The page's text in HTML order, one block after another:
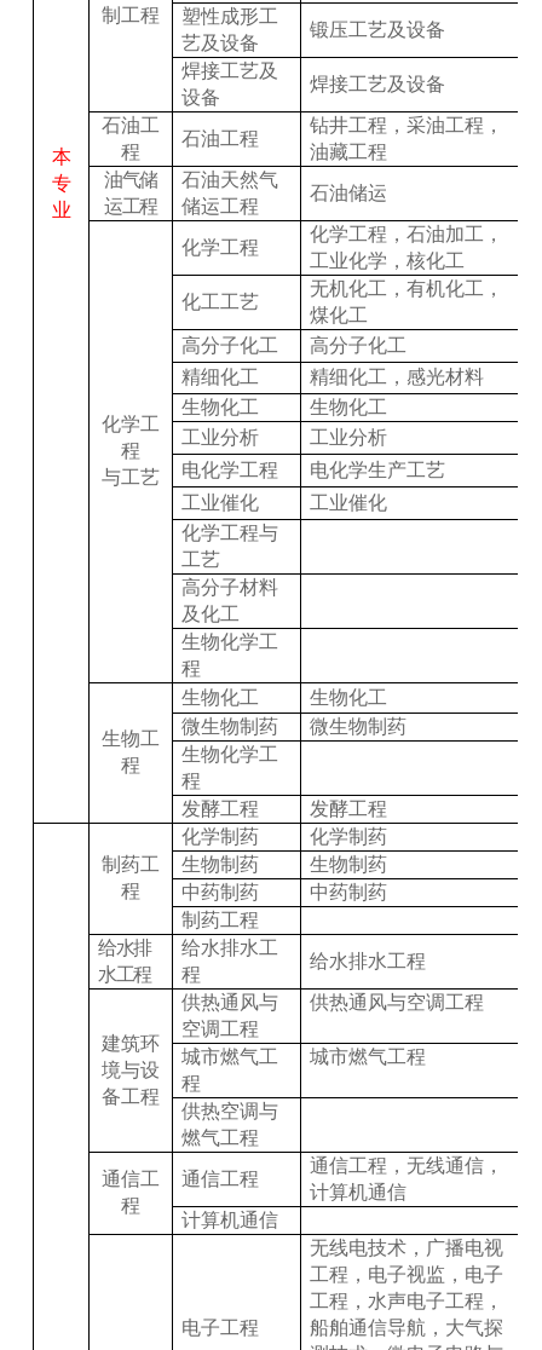
本
专
业
制工程
塑性成形工
艺及设备
锻压工艺及设备
焊接工艺及
设备
焊接工艺及设备
石油工
程
石油工程
钻井工程，采油工程，
油藏工程
油气储
运工程
石油天然气
储运工程
石油储运
化学工
程
与工艺
化学工程
化学工程，石油加工，
工业化学，核化工
化工工艺
无机化工，有机化工，
煤化工
高分子化工
高分子化工
精细化工
精细化工，感光材料
生物化工
生物化工
工业分析
工业分析
电化学工程
电化学生产工艺
工业催化
工业催化
化学工程与
工艺
高分子材料
及化工
生物化学工
程
生物工
程
生物化工
生物化工
微生物制药
微生物制药
生物化学工
程
发酵工程
发酵工程
制药工
程
化学制药
化学制药
生物制药
生物制药
中药制药
中药制药
制药工程
给水排
水工程
给水排水工
程
给水排水工程
建筑环
境与设
备工程
供热通风与
空调工程
供热通风与空调工程
城市燃气工
程
城市燃气工程
供热空调与
燃气工程
通信工
程
通信工程
通信工程，无线通信，
计算机通信
计算机通信
电子工程
无线电技术，广播电视
工程，电子视监，电子
工程，水声电子工程，
船舶通信导航，大气探